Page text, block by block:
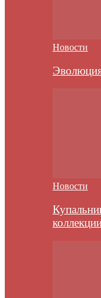
Новости
Новости